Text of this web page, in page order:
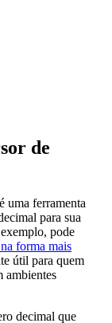
de
uma ferramenta
para sua
pode
forma mais
útil para quem
ambientes
decimal que